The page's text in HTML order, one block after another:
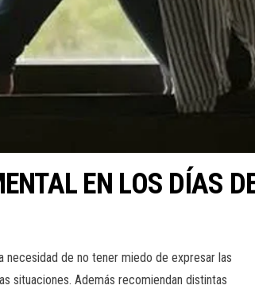
EN LOS DÍAS
necesidad de no tener miedo de expresar las
situaciones. Además recomiendan distintas